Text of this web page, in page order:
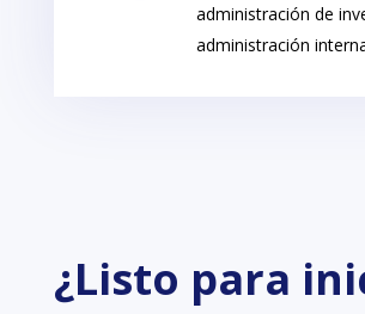
administración de
administración
¿Listo para